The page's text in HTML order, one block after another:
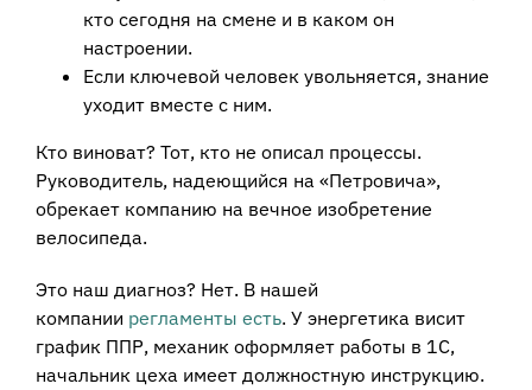
кто сегодня на смене и в каком он
настроении.
Если ключевой человек увольняется, знание
уходит вместе с ним.
Кто виноват? Тот, кто не описал процессы.
Руководитель, надеющийся на «Петровича»,
обрекает компанию на вечное изобретение
велосипеда.
Это наш диагноз? Нет. В нашей
компании регламенты есть. У энергетика висит
график ППР, механик оформляет работы в 1С,
начальник цеха имеет должностную инструкцию.